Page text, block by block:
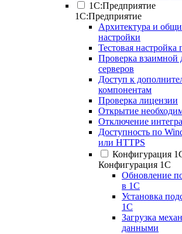
1С:Предприятие
1С:Предприятие
Архитектура и
настройки
Тестовая настройка
Проверка взаимной
серверов
Доступ к
компонентам
Проверка лицензии
Открытие
Отключение
Доступность по
или HTTPS
Конфигурация
Конфигурация 1С
Обновление
в 1С
Установка
1С
Загрузка
данными